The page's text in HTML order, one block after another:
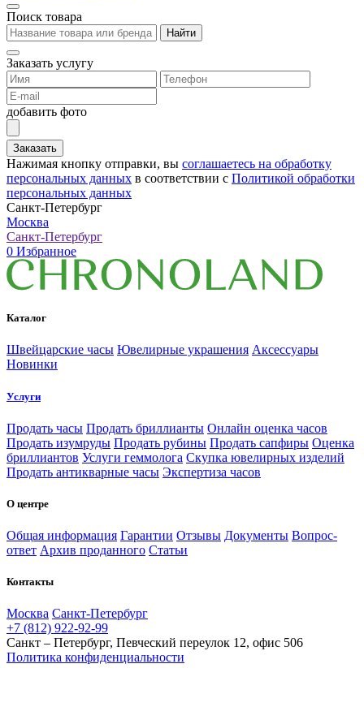
Поиск товара
Найти
Заказать услугу
добавить фото
Заказать
Нажимая кнопку отправки, вы соглашаетесь на обработку
персональных данных в соответствии с Политикой обработки
персональных данных
Санкт-Петербург
Москва
Санкт-Петербург
0 Избранное
Каталог
Швейцарские часы Ювелирные украшения Аксессуары
Новинки
Услуги
Продать часы Продать бриллианты Онлайн оценка часов
Продать изумруды Продать рубины Продать сапфиры Оценка
бриллиантов Услуги геммолога Скупка ювелирных изделий
Продать антикварные часы Экспертиза часов
О центре
Общая информация Гарантии Отзывы Документы Вопрос-
ответ Архив проданного Статьи
Контакты
Москва Санкт-Петербург
+7 (812) 922-92-99
Санкт – Петербург, Певческий переулок 12, офис 506
Политика конфиденциальности